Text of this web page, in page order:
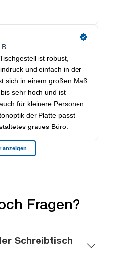
Fragen?
Schreibtisch